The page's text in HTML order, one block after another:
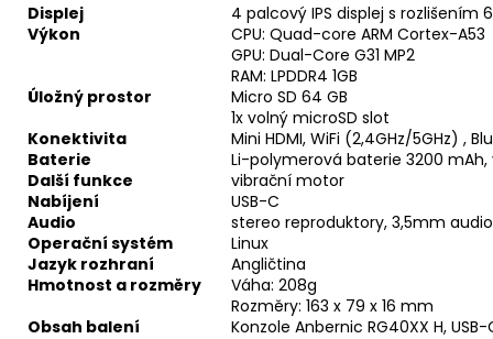
Displej
4 palcový IPS displej s rozlišením
Výkon
CPU: Quad-core ARM Cortex-A53
GPU: Dual-Core G31 MP2
RAM: LPDDR4 1GB
Úložný prostor
Micro SD 64 GB
1x volný microSD slot
Konektivita
Mini HDMI, WiFi (2,4GHz/5GHz) ,
Baterie
Li-polymerová baterie 3200
Další funkce
vibrační motor
Nabíjení
USB-C
Audio
stereo reproduktory, 3,5mm
Operační systém
Linux
Jazyk rozhraní
Angličtina
Hmotnost a rozměry
Váha: 208g
Rozměry: 163 x 79 x 16 mm
Obsah balení
Konzole Anbernic RG40XX H,